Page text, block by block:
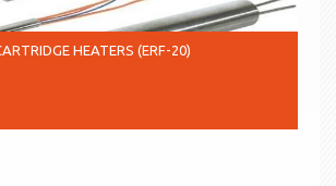
HEATERS (ERF-20)